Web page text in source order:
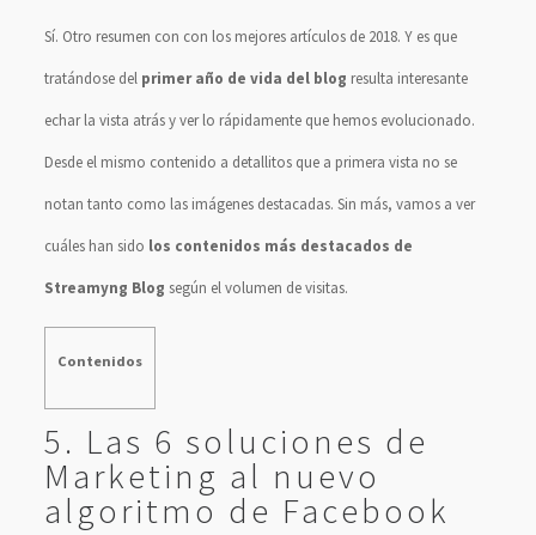
Sí. Otro resumen con con los mejores artículos de 2018. Y es que
tratándose del primer año de vida del blog resulta interesante
echar la vista atrás y ver lo rápidamente que hemos evolucionado.
Desde el mismo contenido a detallitos que a primera vista no se
notan tanto como las imágenes destacadas. Sin más, vamos a ver
cuáles han sido los contenidos más destacados de
Streamyng Blog según el volumen de visitas.
Contenidos
5. Las 6 soluciones de
Marketing al nuevo
algoritmo de Facebook